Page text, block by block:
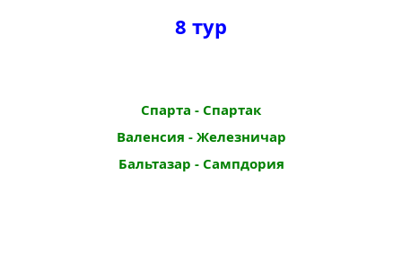
8 тур
Спарта - Спартак
Валенсия - Железничар
Бальтазар - Сампдория